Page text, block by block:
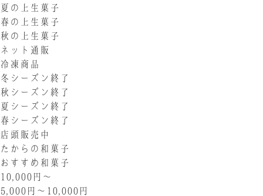
夏の上生菓子
春の上生菓子
秋の上生菓子
ネット通販
冷凍商品
冬シーズン終了
秋シーズン終了
夏シーズン終了
春シーズン終了
店頭販売中
たからの和菓子
おすすめ和菓子
10,000円〜
5,000円〜10,000円